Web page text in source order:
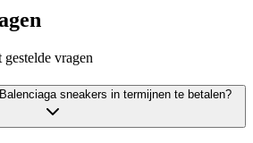
vragen
sneakers in termijnen te betalen?